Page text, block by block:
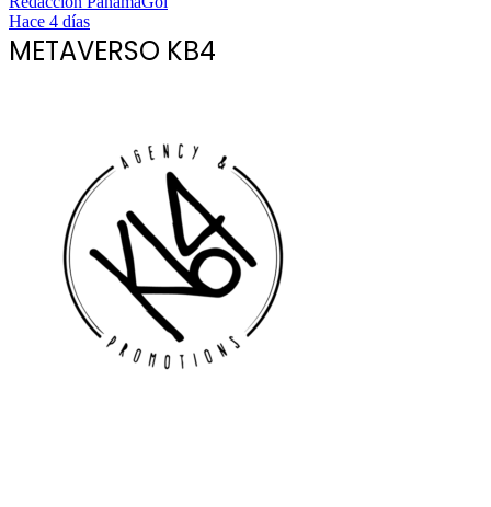
Hace 4 días
METAVERSO KB4